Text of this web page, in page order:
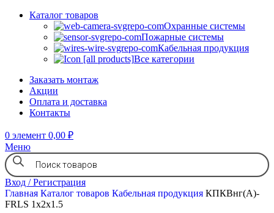
Каталог товаров
Охранные системы
Пожарные системы
Кабельная продукция
Все категории
Заказать монтаж
Акции
Оплата и доставка
Контакты
0 элемент 0,00 ₽
Меню
Вход / Регистрация
Главная Каталог товаров Кабельная продукция КПКВнг(А)-
FRLS 1х2х1.5